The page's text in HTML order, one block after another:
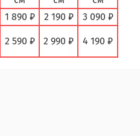
1 890 ₽ 2 190 ₽
3 090 ₽
2 590 ₽ 2 990 ₽ 4 190 ₽